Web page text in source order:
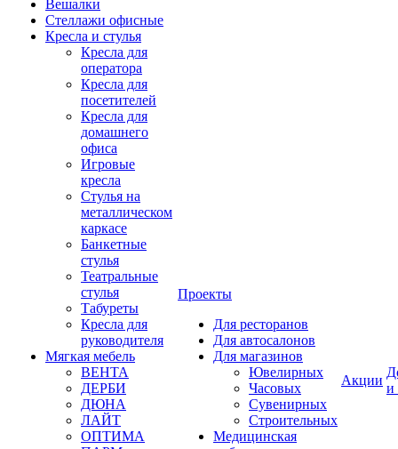
Вешалки
Стеллажи офисные
Кресла и стулья
Кресла для
оператора
Кресла для
посетителей
Кресла для
домашнего
офиса
Игровые
кресла
Стулья на
металлическом
каркасе
Банкетные
стулья
Театральные
стулья
Табуреты
Кресла для
руководителя
Мягкая мебель
ВЕНТА
ДЕРБИ
ДЮНА
ЛАЙТ
ОПТИМА
Проекты
Для ресторанов
Для автосалонов
Для магазинов
Ювелирных
Часовых
Сувенирных
Строительных
Медицинская
Акции
и